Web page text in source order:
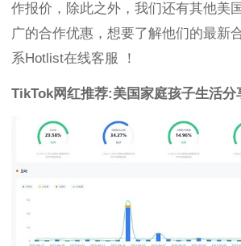
作报价，除此之外，我们还有其他美
广的合作优惠，想要了解他们的最新
系Hotlist在线客服 ！
TikTok网红推荐:美国家庭孩子生活分